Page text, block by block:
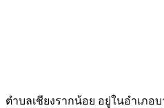
ตำบลเชียงรากน้อย อยู่ในอำเภอ